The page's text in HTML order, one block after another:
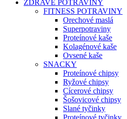
ZDRAVÉ POTRAVINY
FITNESS POTRAVINY
Orechové maslá
Superpotraviny
Proteínové kaše
Kolagénové kaše
Ovsené kaše
SNACKY
Proteínové chipsy
Ryžové chipsy
Cícerové chipsy
Šošovicové chipsy
Slané tyčinky
Proteínové tyčinky